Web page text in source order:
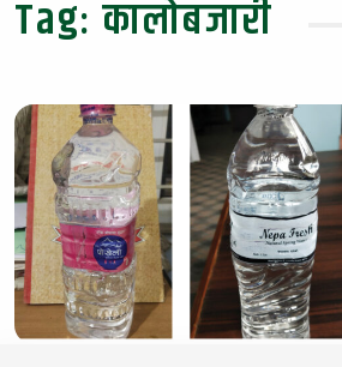
Tag:कालोबजारी